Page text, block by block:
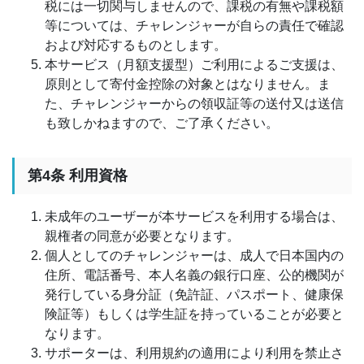
税には一切関与しませんので、課税の有無や課税額
等については、チャレンジャーが自らの責任で確認
および対応するものとします。
本サービス（月額支援型）ご利用によるご支援は、
原則として寄付金控除の対象とはなりません。ま
た、チャレンジャーからの領収証等の送付又は送信
も致しかねますので、ご了承ください。
第4条 利用資格
未成年のユーザーが本サービスを利用する場合は、
親権者の同意が必要となります。
個人としてのチャレンジャーは、成人で日本国内の
住所、電話番号、本人名義の銀行口座、公的機関が
発行している身分証（免許証、パスポート、健康保
険証等）もしくは学生証を持っていることが必要と
なります。
サポーターは、利用規約の適用により利用を禁止さ